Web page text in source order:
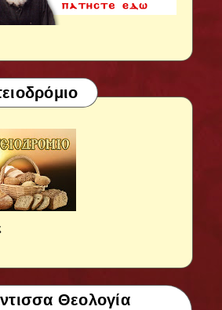
Θεολογία